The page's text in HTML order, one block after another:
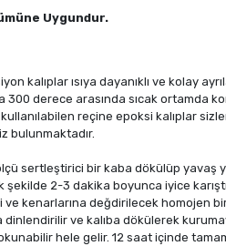
Uygundur.
kalıplar ısıya dayanıklı ve kolay
derece arasında sıcak ortamda
kullanılabilen reçine epoksi kalıplar
bulunmaktadır.
sertleştirici bir kaba dökülüp yavaş
2-3 dakika boyunca iyice
ve kenarlarına değdirilecek homojen bir
ve kalıba dökülerek
hele gelir. 12 saat içinde